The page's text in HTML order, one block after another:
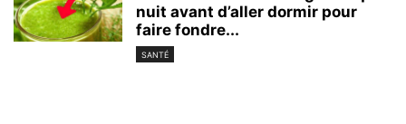
nuit avant d’aller dormir pour
faire fondre...
SANTÉ